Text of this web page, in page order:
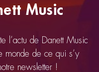
Music
l’actu de Danett Music
monde de ce qui s’y
newsletter !